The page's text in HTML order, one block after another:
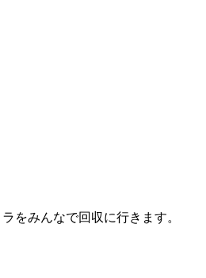
をみんなで回収に行きます。